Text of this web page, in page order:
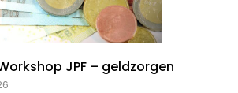
JPF – geldzorgen